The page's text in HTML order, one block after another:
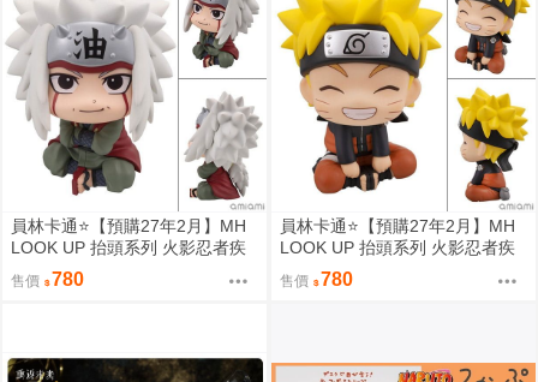
員林卡通⭐️【預購27年2月】MH
LOOK UP 抬頭系列 火影忍者疾
風傳 自來也 0813
售價 780
員林卡通⭐️【預購27年2月】MH
LOOK UP 抬頭系列 火影忍者疾
風傳 漩渦鳴人 燦笑版 0813
售價 780